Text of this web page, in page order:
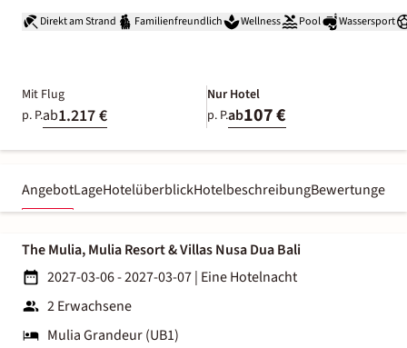
Direkt am Strand Familienfreundlich Wellness Pool Wassersport
Mit Flug
p. P.ab1.217 €
Nur Hotel
p. P.ab107 €
AngebotLageHotelüberblickHotelbeschreibungBewertungen
The Mulia, Mulia Resort & Villas Nusa Dua Bali
2027-03-06 - 2027-03-07| Eine Hotelnacht
2 Erwachsene
Mulia Grandeur (UB1)